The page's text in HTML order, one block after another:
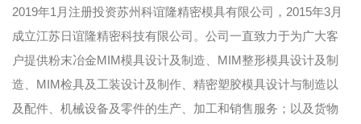
2019年1月注册投资苏州科谊隆精密模具有限公司，2015年3月
成立江苏日谊隆精密科技有限公司。公司一直致力于为广大客
户提供粉末冶金MIM模具设计及制造、MIM整形模具设计及制
造、MIM检具及工装设计及制作、精密塑胶模具设计与制造以
及配件、机械设备及零件的生产、加工和销售服务；以及货物